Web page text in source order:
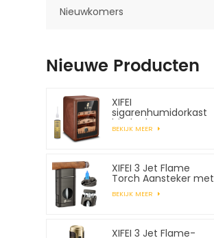
Nieuwkomers
Nieuwe Producten
XIFEI
sigarenhumidorkast
biedt plaats aan
maximaal 150 sigaren
BEKIJK MEER
XIFEI 3 Jet Flame
Torch Aansteker met
BEKIJK MEER
XIFEI 3 Jet Flame-